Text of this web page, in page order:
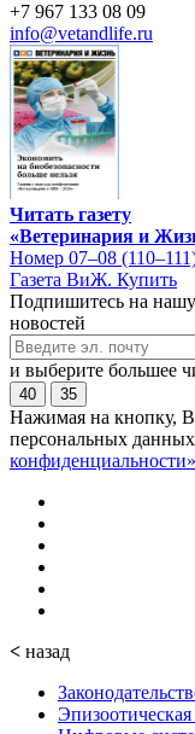
+7 967 133 08 09
info@vetandlife.ru
Читать газету
«Ветеринария и
Номер 07–08
Газета ВиЖ. Купить
Подпишитесь на нашу
новостей
и выберите большее
40 35
Нажимая на кнопку,
персональных
конфиденциальности»
< назад